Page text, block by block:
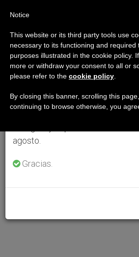
Aviso importante
Del 27 de julio al 7 de agosto
anual, aprovechando que en el
se generan menos informaciones
agosto.
Gracias.
Notice
This website or its third party tools use
necessary to its functioning and required
purposes illustrated in the cookie policy.
more or withdraw your consent to all or
please refer to the cookie policy
By closing this banner, scrolling this
continuing to browse otherwise, you